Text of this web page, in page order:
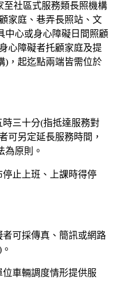
至社區式服務類長照機構
家庭、巷弄長照站、文
中心或身心障礙日間照顧
心障礙者托顧家庭及提
)，起迄點兩端皆需位於
三十分(指抵達服務對
可另定延長服務時間，
為原則。
止上班、上課時得停
可採傳真、簡訊或網路
車輛調度情形提供服